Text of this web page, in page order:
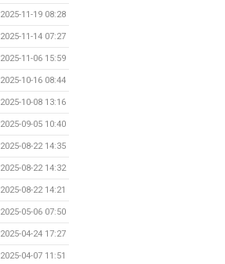
2025-11-19 08:28
2025-11-14 07:27
2025-11-06 15:59
2025-10-16 08:44
2025-10-08 13:16
2025-09-05 10:40
2025-08-22 14:35
2025-08-22 14:32
2025-08-22 14:21
2025-05-06 07:50
2025-04-24 17:27
2025-04-07 11:51